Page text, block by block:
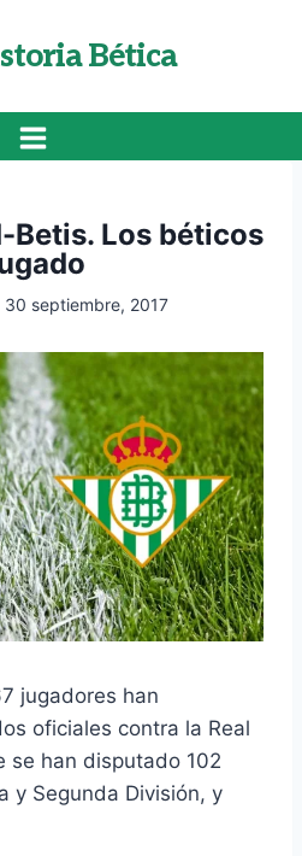
Bética
Betis. Los béticos
30 septiembre, 2017
jugadores han
oficiales contra la Real
se han disputado 102
y Segunda División, y